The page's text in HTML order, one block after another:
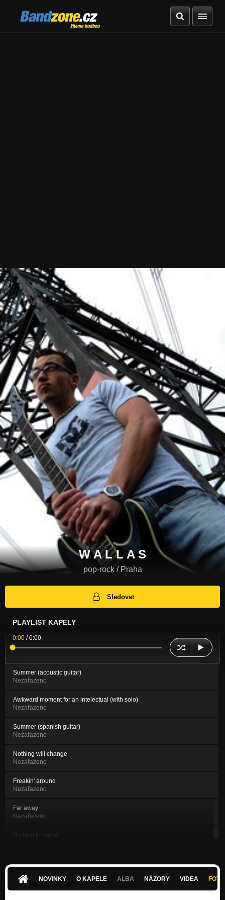
Bandzone.cz
žijeme hudbou
W A L L A S
pop-rock / Praha
Sledovat
PLAYLIST KAPELY
0:00 /0:00
Summer (acoustic guitar)
Nezařazeno
Awkward moment for an intelectual (with solo)
Nezařazeno
Summer (spanish guitar)
Nezařazeno
Nothing will change
Nezařazeno
Freakin' around
Nezařazeno
Far away
Nezařazeno
No time to regret
Dellay lullaby
NOVINKY O KAPELE ALBA NÁZORY VIDEA